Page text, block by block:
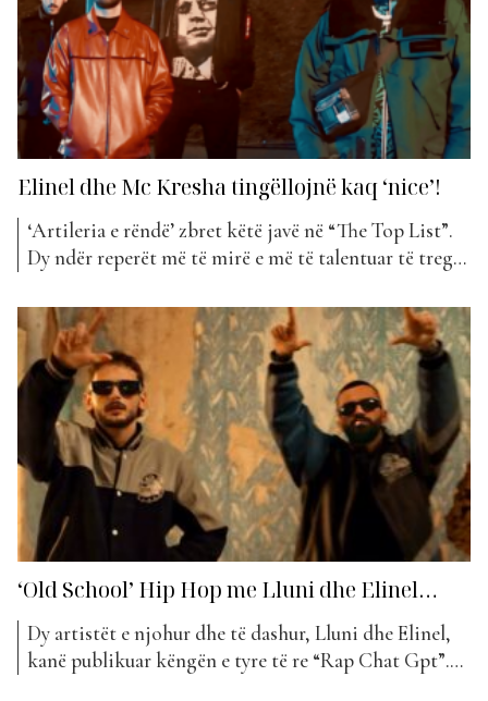
Elinel dhe Mc Kresha tingëllojnë kaq ‘nice’!
‘Artileria e rëndë’ zbret këtë javë në “The Top List”.
Dy ndër reperët më të mirë e më të talentuar të tregut
Kreshën dhe Elinel, të cilët kanë bashkuar forcat për
të sjellë një tjetër hit. “Shiesty” mban titullin...
‘Old School’ Hip Hop me Lluni dhe Elinel…
Dy artistët e njohur dhe të dashur, Lluni dhe Elinel,
kanë publikuar këngën e tyre të re “Rap Chat Gpt”.